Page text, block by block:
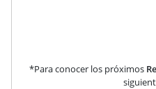
*Para conocer los próximos